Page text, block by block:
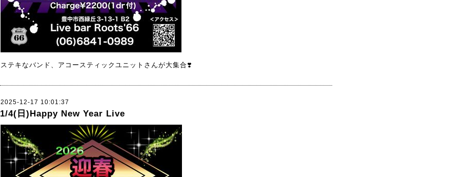
ステキなバンド、アコースティックユニットさんが大集合❣️
2025-12-17 10:01:37
1/4(日)Happy New Year Live